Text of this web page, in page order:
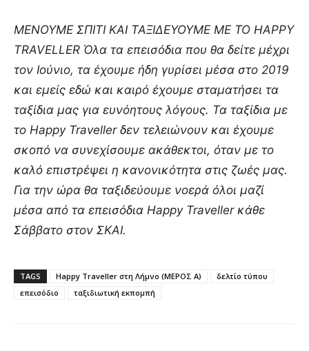
ΜΕΝΟΥΜΕ ΣΠΙΤΙ ΚΑΙ ΤΑΞΙΔΕΥΟΥΜΕ ΜΕ ΤΟ HAPPY
TRAVELLER Όλα τα επεισόδια που θα δείτε μέχρι
τον Ιούνιο, τα έχουμε ήδη γυρίσει μέσα στο 2019
και εμείς εδώ και καιρό έχουμε σταματήσει τα
ταξίδια μας για ευνόητους λόγους. Τα ταξίδια με
το Happy Traveller δεν τελειώνουν και έχουμε
σκοπό να συνεχίσουμε ακάθεκτοι, όταν με το
καλό επιστρέψει η κανονικότητα στις ζωές μας.
Για την ώρα θα ταξιδεύουμε νοερά όλοι μαζί
μέσα από τα επεισόδια Happy Traveller κάθε
Σάββατο στον ΣΚΑΙ.
TAGS Happy Traveller στη Λήμνο (ΜΕΡΟΣ Α)
δελτίο τύπου
επεισόδιο
ταξιδιωτική εκπομπή